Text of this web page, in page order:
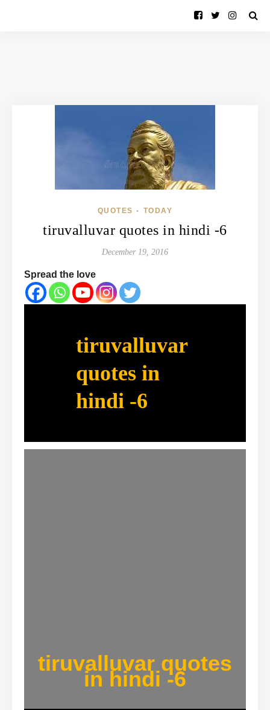
QUOTES • TODAY
tiruvalluvar quotes in hindi -6
December 19, 2016
Spread the love
tiruvalluvar
quotes in
hindi -6
tiruvalluvar quotes
in hindi -6